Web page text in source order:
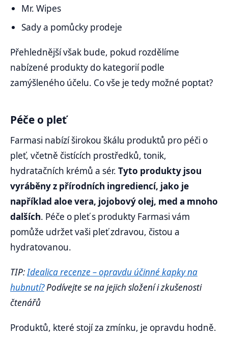
Mr. Wipes
Sady a pomůcky prodeje
Přehlednější však bude, pokud rozdělíme
nabízené produkty do kategorií podle
zamýšleného účelu. Co vše je tedy možné poptat?
Péče o pleť
Farmasi nabízí širokou škálu produktů pro péči o
pleť, včetně čistících prostředků, tonik,
hydratačních krémů a sér. Tyto produkty jsou
vyráběny z přírodních ingrediencí, jako je
například aloe vera, jojobový olej, med a mnoho
dalších. Péče o pleť s produkty Farmasi vám
pomůže udržet vaši pleť zdravou, čistou a
hydratovanou.
TIP:Idealica recenze – opravdu účinné kapky na
hubnutí?Podívejte se na jejich složení i zkušenosti
čtenářů
Produktů, které stojí za zmínku, je opravdu hodně.